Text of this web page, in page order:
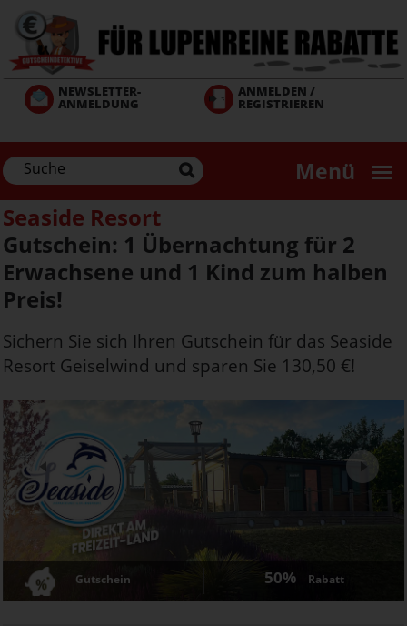
zum
Inhalt
NEWSLETTER-
ANMELDUNG
ANMELDEN /
REGISTRIEREN
Menü
Seaside Resort
Gutschein: 1 Übernachtung für 2
Erwachsene und 1 Kind zum halben
Preis!
Sichern Sie sich Ihren Gutschein für das Seaside
Resort Geiselwind und sparen Sie 130,50 €!
Gutschein 50% Rabatt
Next